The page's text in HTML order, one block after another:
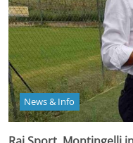
News & Info